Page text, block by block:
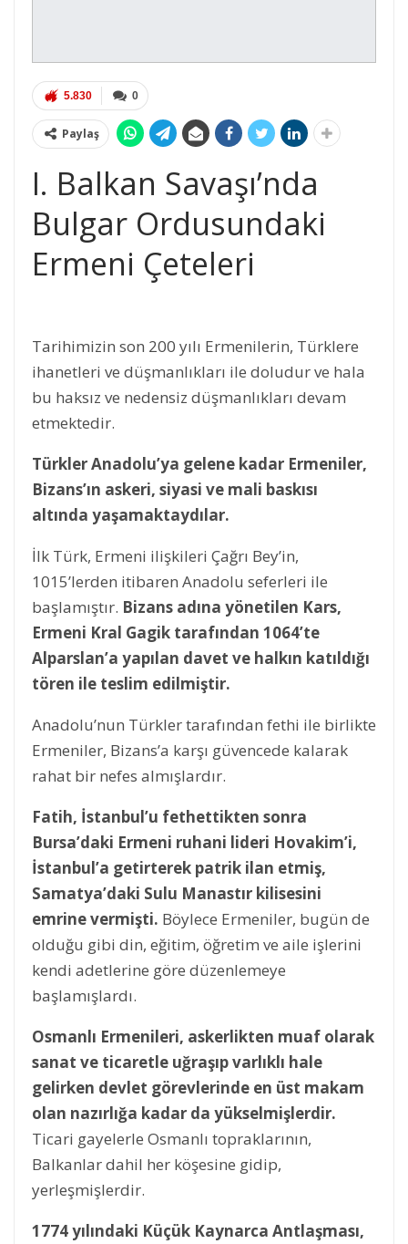
0
5.830
Paylaş
I. Balkan Savaşı’nda
Bulgar Ordusundaki
Ermeni Çeteleri
Tarihimizin son 200 yılı Ermenilerin, Türklere
ihanetleri ve düşmanlıkları ile doludur ve hala
bu haksız ve nedensiz düşmanlıkları devam
etmektedir.
Türkler Anadolu’ya gelene kadar Ermeniler,
Bizans’ın askeri, siyasi ve mali baskısı
altında yaşamaktaydılar.
İlk Türk, Ermeni ilişkileri Çağrı Bey’in,
1015’lerden itibaren Anadolu seferleri ile
başlamıştır. Bizans adına yönetilen Kars,
Ermeni Kral Gagik tarafından 1064’te
Alparslan’a yapılan davet ve halkın katıldığı
tören ile teslim edilmiştir.
Anadolu’nun Türkler tarafından fethi ile birlikte
Ermeniler, Bizans’a karşı güvencede kalarak
rahat bir nefes almışlardır.
Fatih, İstanbul’u fethettikten sonra
Bursa’daki Ermeni ruhani lideri Hovakim’i,
İstanbul’a getirterek patrik ilan etmiş,
Samatya’daki Sulu Manastır kilisesini
emrine vermişti. Böylece Ermeniler, bugün de
olduğu gibi din, eğitim, öğretim ve aile işlerini
kendi adetlerine göre düzenlemeye
başlamışlardı.
Osmanlı Ermenileri, askerlikten muaf olarak
sanat ve ticaretle uğraşıp varlıklı hale
gelirken devlet görevlerinde en üst makam
olan nazırlığa kadar da yükselmişlerdir.
Ticari gayelerle Osmanlı topraklarının,
Balkanlar dahil her köşesine gidip,
yerleşmişlerdir.
1774 yılındaki Küçük Kaynarca Antlaşması,